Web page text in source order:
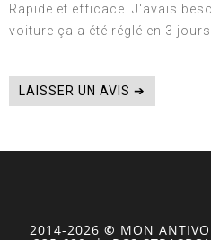
Rapide et efficace. J'avais
voiture ça a été réglé en 3 jours
LAISSER UN AVIS ➔
2014-2026 © MON